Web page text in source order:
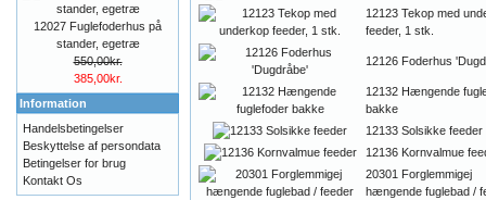
12123 Tekop med
feeder, 1 stk.
12126 Foderhus
12132 Hængende
bakke
12133 Solsikke feeder
12136 Kornvalmue
20301 Forglemmigej
hængende fuglebad /
12027 Fuglefoderhus på
stander, egetræ
550,00kr.
385,00kr.
Information
Handelsbetingelser
Beskyttelse af persondata
Betingelser for brug
Kontakt Os